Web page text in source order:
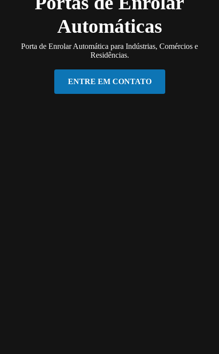
Automáticas
Porta de Enrolar Automática para Indústrias, Comércios e
Residências.
ENTRE EM CONTATO